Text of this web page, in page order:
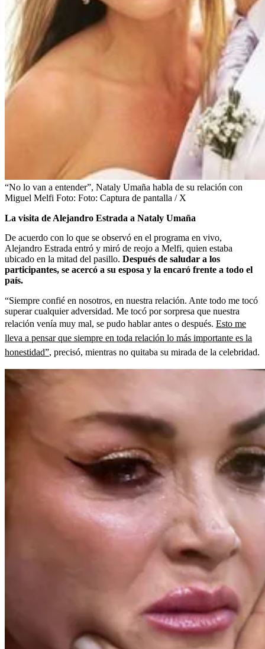
“No lo van a entender”, Nataly Umaña habla de su relación con
Miguel Melfi Foto: Foto: Captura de pantalla / X
La visita de Alejandro Estrada a Nataly Umaña
De acuerdo con lo que se observó en el programa en vivo,
Alejandro Estrada entró y miró de reojo a Melfi, quien estaba
ubicado en la mitad del pasillo. Después de saludar a los
participantes, se acercó a su esposa y la encaró frente a todo el
país.
“Siempre confié en nosotros, en nuestra relación. Ante todo me tocó
superar cualquier adversidad. Me tocó por sorpresa que nuestra
relación venía muy mal, se pudo hablar antes o después. Esto me
lleva a pensar que siempre en toda relación lo más importante es la
honestidad”, precisó, mientras no quitaba su mirada de la celebridad.